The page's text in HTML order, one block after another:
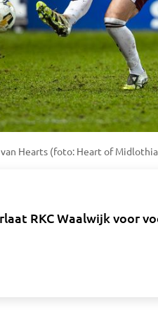
Hearts (foto: Heart of
RKC Waalwijk voor